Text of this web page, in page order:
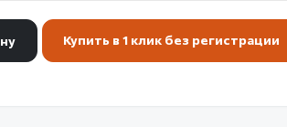
Купить в 1 клик без регистрации